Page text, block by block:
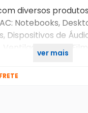
diversos
Notebooks,
Dispositivos de
Ventiladores, TV,
ver mais